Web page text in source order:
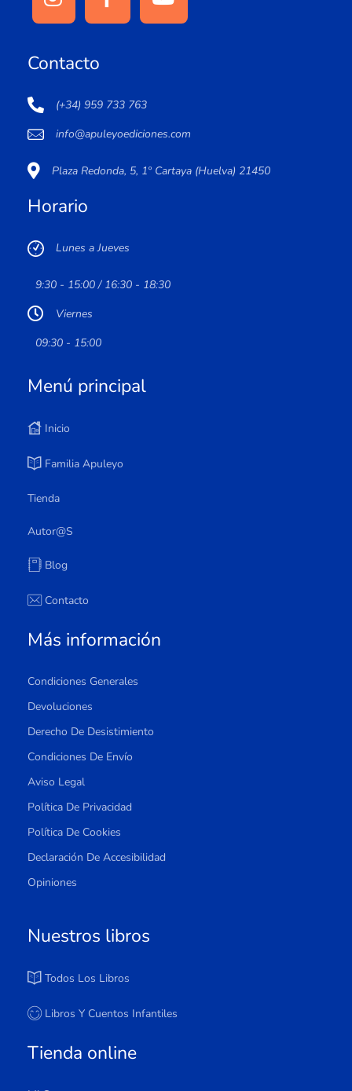
Contacto
(+34) 959 733 763
info@apuleyoediciones.com
Plaza Redonda, 5, 1º Cartaya (Huelva) 21450
Horario
Lunes a Jueves
9:30 - 15:00 / 16:30 - 18:30
Viernes
09:30 - 15:00
Menú principal
Inicio
Familia Apuleyo
Tienda
Autor@s
Blog
Contacto
Más información
Condiciones Generales
Devoluciones
Derecho De Desistimiento
Condiciones De Envío
Aviso Legal
Política De Privacidad
Política De Cookies
Declaración De Accesibilidad
Opiniones
Nuestros libros
Todos Los Libros
Libros Y Cuentos Infantiles
Tienda online